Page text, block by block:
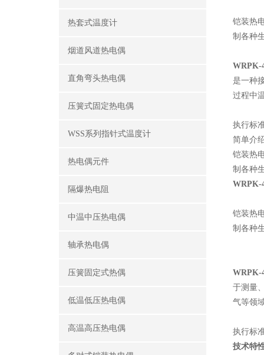
热套式温度计
烟道风道热电偶
直角弯头热电偶
压簧式固定热电偶
WSS系列指针式温度计
热电偶元件
隔爆热电阻
中温中压热电偶
轴承热电偶
压簧固定式热偶
低温低压热电偶
高温高压热电偶
铠装热
制各种
WRPK-
是一种
过程中
执行标
简单介
铠装热
制各种
WRPK-
铠装热
制各种
WRPK-
于测量
气等领
执行标
技术特